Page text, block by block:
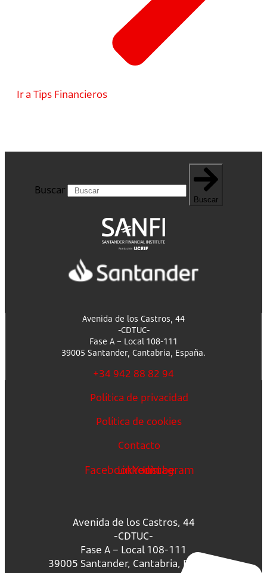
Ir a Tips Financieros
Buscar
Buscar
Avenida de los Castros, 44
-CDTUC-
Fase A – Local 108-111
39005 Santander, Cantabria, España.
+34 942 88 82 94
Política de privacidad
Política de cookies
Contacto
FacebookLinkedin
Youtube
Instagram
Avenida de los Castros, 44
-CDTUC-
Fase A – Local 108-111
39005 Santander, Cantabria, España.